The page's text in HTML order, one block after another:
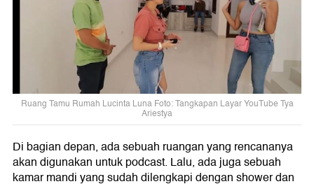
Ruang Tamu Rumah Lucinta Luna Foto: Tangkapan Layar YouTube Tya
Ariestya
Di bagian depan, ada sebuah ruangan yang rencananya
akan digunakan untuk podcast. Lalu, ada juga sebuah
kamar mandi yang sudah dilengkapi dengan shower dan